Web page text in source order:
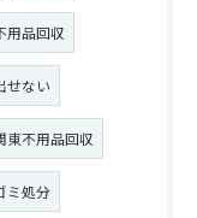
用品回収
せない
東不用品回収
ミ処分